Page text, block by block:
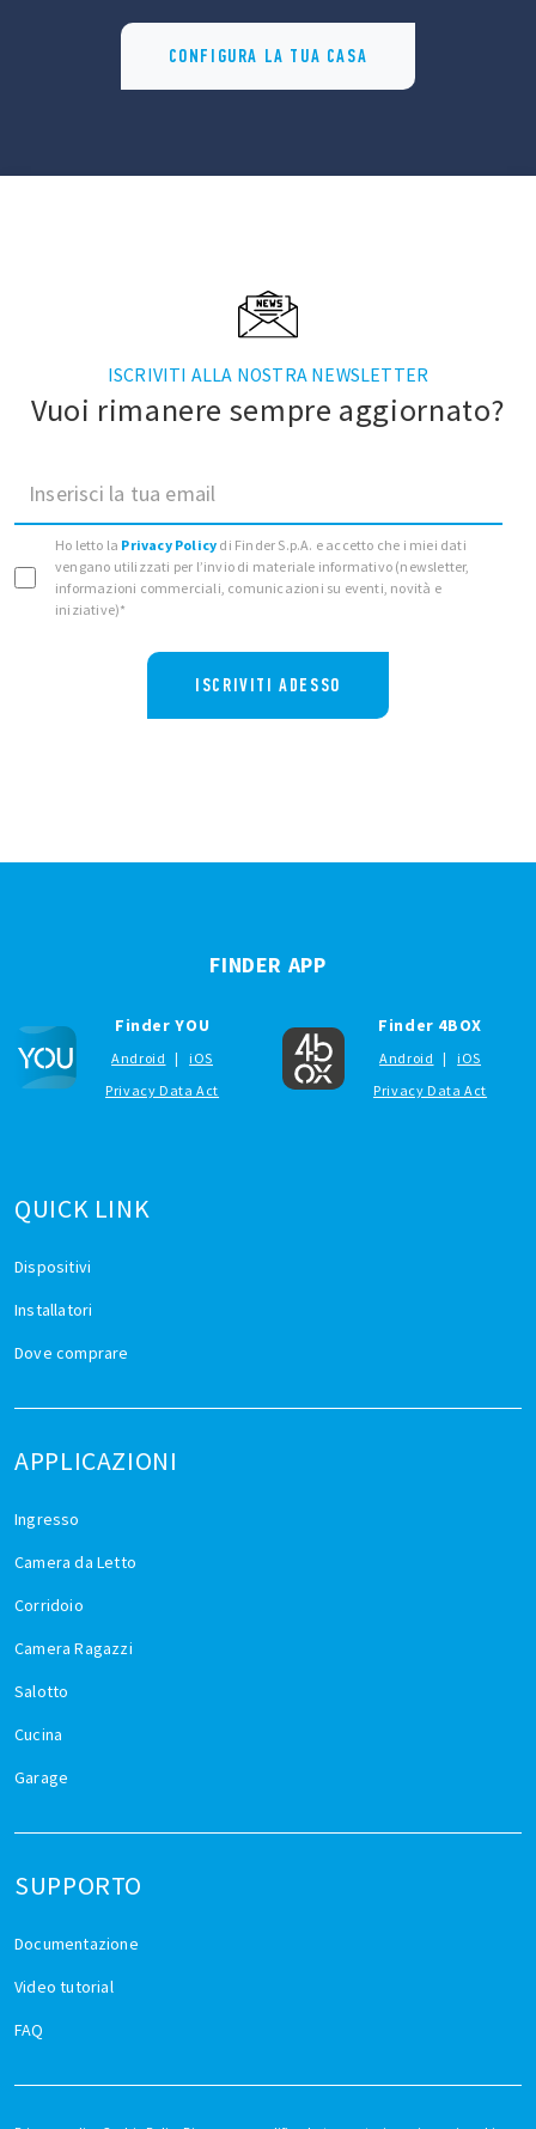
CONFIGURA LA TUA CASA
ISCRIVITI ALLA NOSTRA NEWSLETTER
Vuoi rimanere sempre aggiornato?
Inserisci la tua email
Ho letto la Privacy Policy di Finder S.p.A. e accetto che i miei dati
vengano utilizzati per l’invio di materiale informativo (newsletter,
informazioni commerciali, comunicazioni su eventi, novità e
iniziative)*
ISCRIVITI ADESSO
QUICK LINK
Dispositivi
Installatori
Dove comprare
APPLICAZIONI
Ingresso
Camera da Letto
Corridoio
Camera Ragazzi
Salotto
Cucina
Garage
SUPPORTO
Documentazione
Video tutorial
FAQ
FINDER APP
Finder YOU
Android |
iOS
Privacy Data Act
Finder 4BOX
Android |
iOS
Privacy Data Act